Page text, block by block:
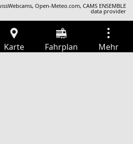
,Open-Meteo.com,CAMS ENSEMBLE
data provider
Karte Fahrplan Mehr